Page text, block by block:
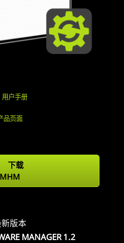
用户手册
品页面
下载
MHM
版本
MANAGER 1.2